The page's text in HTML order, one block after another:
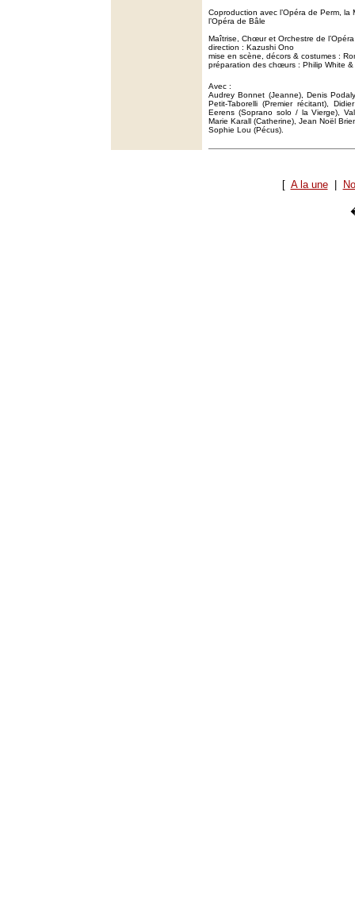
Coproduction avec l’Opéra de Perm, la
l’Opéra de Bâle
Maîtrise, Chœur et Orchestre de
direction : Kazushi Ono
mise en scène, décors & costumes :
préparation des chœurs : Philip White
Avec :
Audrey Bonnet (Jeanne), Denis
Petit-Taborelli (Premier récitant),
Eerens (Soprano solo / la Vierge),
Marie Karall (Catherine), Jean Noël
Sophie Lou (Pécus).
[ A la une|